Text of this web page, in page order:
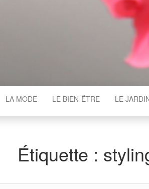
LA MODE LE BIEN-ÊTRE LE
Étiquette :